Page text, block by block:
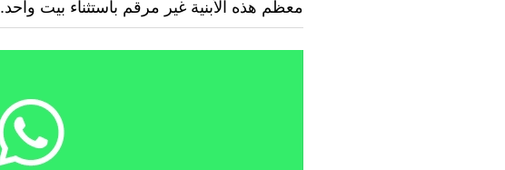
معظم هذه الأبنية غير مرقم باستثناء بيت واحد.